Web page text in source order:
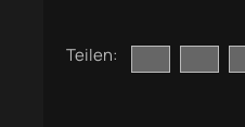
Teilen: